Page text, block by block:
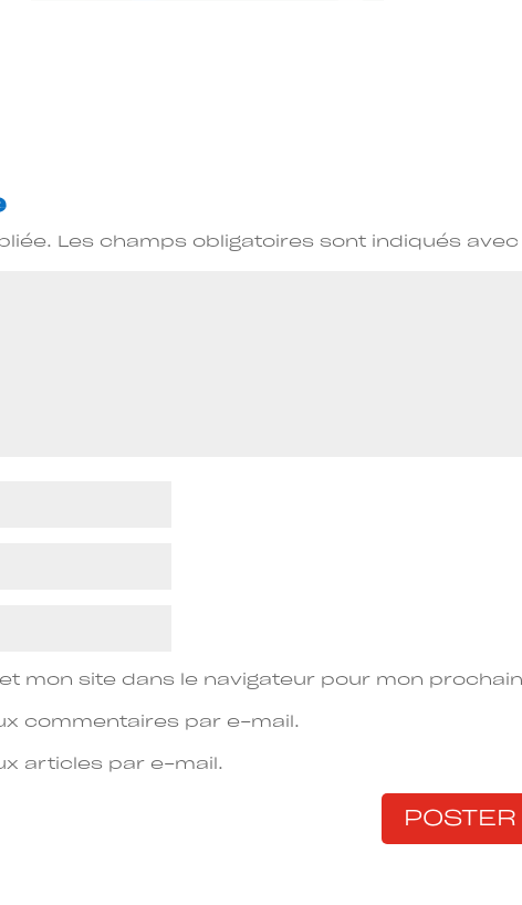
Les champs obligatoires sont indiqués avec
mon site dans le navigateur pour mon
commentaires par e-mail.
articles par e-mail.